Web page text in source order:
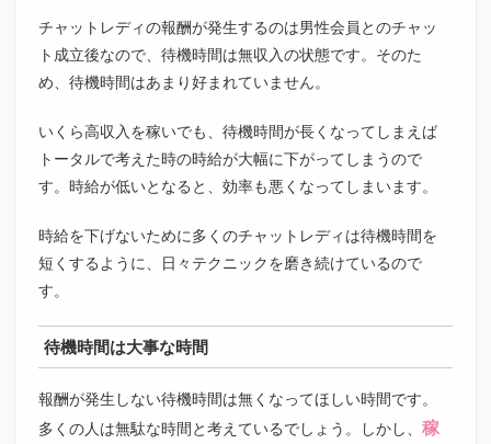
チャットレディの報酬が発生するのは男性会員とのチャッ
ト成立後なので、待機時間は無収入の状態です。そのた
め、待機時間はあまり好まれていません。
いくら高収入を稼いでも、待機時間が長くなってしまえば
トータルで考えた時の時給が大幅に下がってしまうので
す。時給が低いとなると、効率も悪くなってしまいます。
時給を下げないために多くのチャットレディは待機時間を
短くするように、日々テクニックを磨き続けているので
す。
待機時間は大事な時間
報酬が発生しない待機時間は無くなってほしい時間です。
多くの人は無駄な時間と考えているでしょう。しかし、稼